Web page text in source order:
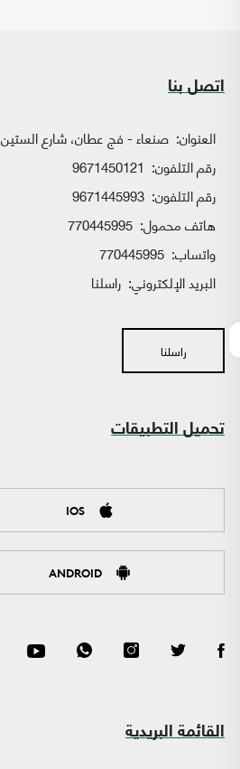
اتصل بنا
العنوان: صنعاء - فج عطان، شارع الستين
رقم التلفون: 9671450121
رقم التلفون: 9671445993
هاتف محمول: 770445995
واتساب:
البريد الإلكتروني: راسلنا
راسلنا
تحميل التطبيقات
IOS
ANDROID
القائمة البريدية